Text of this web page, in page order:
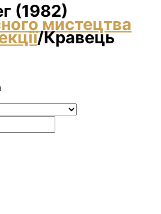
(1982)
мистецтва
/Кравець